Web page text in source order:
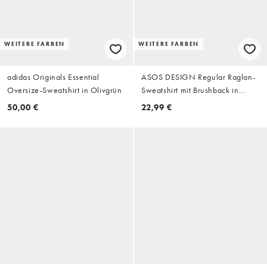
WEITERE FARBEN
adidas Originals Essential
Oversize-Sweatshirt in Olivgrün
50,00 €
WEITERE FARBEN
ASOS DESIGN Regular Raglan-
Sweatshirt mit Brushback in
Marineblau
22,99 €